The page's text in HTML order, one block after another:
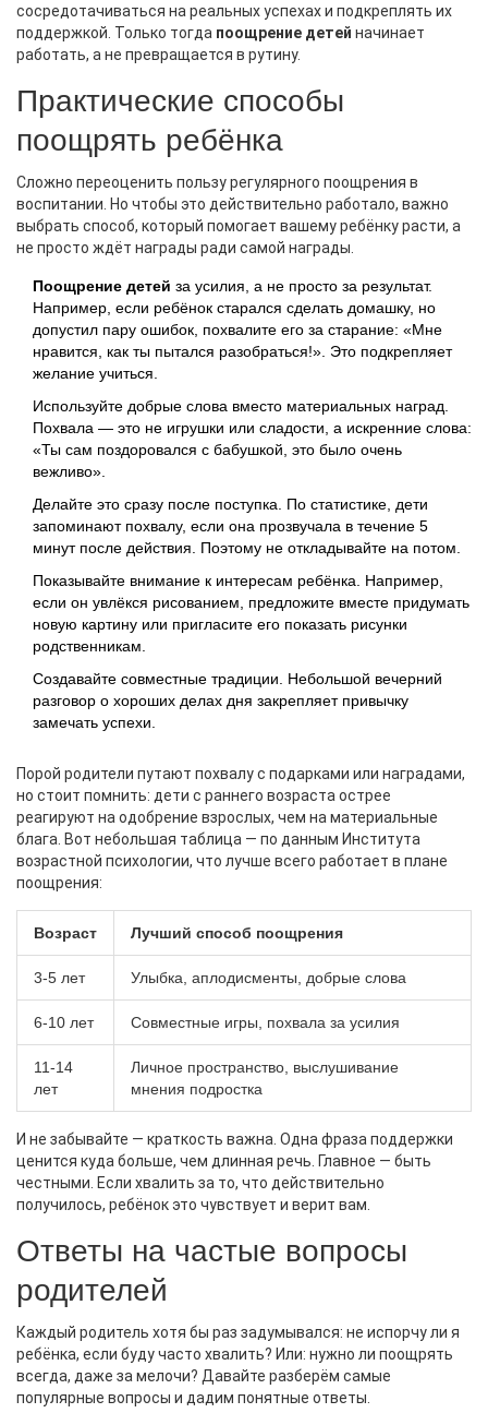
сосредотачиваться на реальных успехах и подкреплять их
поддержкой. Только тогда поощрение детей начинает
работать, а не превращается в рутину.
Практические способы
поощрять ребёнка
Сложно переоценить пользу регулярного поощрения в
воспитании. Но чтобы это действительно работало, важно
выбрать способ, который помогает вашему ребёнку расти, а
не просто ждёт награды ради самой награды.
Поощрение детей за усилия, а не просто за результат.
Например, если ребёнок старался сделать домашку, но
допустил пару ошибок, похвалите его за старание: «Мне
нравится, как ты пытался разобраться!». Это подкрепляет
желание учиться.
Используйте добрые слова вместо материальных наград.
Похвала — это не игрушки или сладости, а искренние слова:
«Ты сам поздоровался с бабушкой, это было очень
вежливо».
Делайте это сразу после поступка. По статистике, дети
запоминают похвалу, если она прозвучала в течение 5
минут после действия. Поэтому не откладывайте на потом.
Показывайте внимание к интересам ребёнка. Например,
если он увлёкся рисованием, предложите вместе придумать
новую картину или пригласите его показать рисунки
родственникам.
Создавайте совместные традиции. Небольшой вечерний
разговор о хороших делах дня закрепляет привычку
замечать успехи.
Порой родители путают похвалу с подарками или наградами,
но стоит помнить: дети с раннего возраста острее
реагируют на одобрение взрослых, чем на материальные
блага. Вот небольшая таблица — по данным Института
возрастной психологии, что лучше всего работает в плане
поощрения:
Возраст Лучший способ поощрения
3-5 лет Улыбка, аплодисменты, добрые слова
6-10 лет Совместные игры, похвала за усилия
11-14
лет
Личное пространство, выслушивание
мнения подростка
И не забывайте — краткость важна. Одна фраза поддержки
ценится куда больше, чем длинная речь. Главное — быть
честными. Если хвалить за то, что действительно
получилось, ребёнок это чувствует и верит вам.
Ответы на частые вопросы
родителей
Каждый родитель хотя бы раз задумывался: не испорчу ли я
ребёнка, если буду часто хвалить? Или: нужно ли поощрять
всегда, даже за мелочи? Давайте разберём самые
популярные вопросы и дадим понятные ответы.